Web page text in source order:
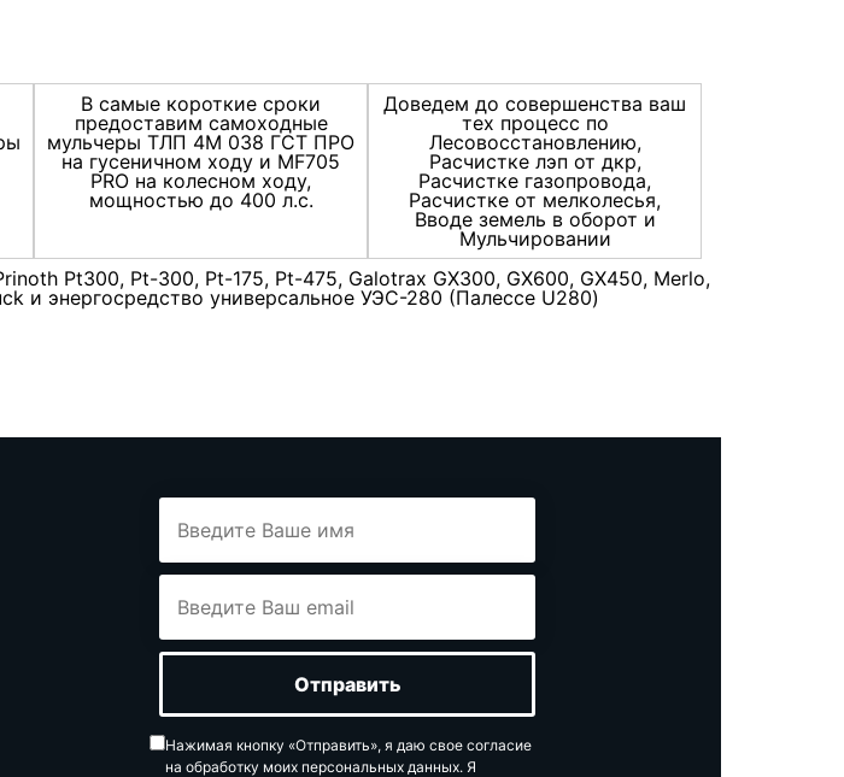
В самые короткие сроки
предоставим самоходные
мульчеры ТЛП 4М 038 ГСТ ПРО
на гусеничном ходу и MF705
PRO на колесном ходу,
мощностью до 400 л.с.
Доведем до совершенства ваш
тех процесс по
Лесовосстановлению,
Расчистке лэп от дкр,
Расчистке газопровода,
Расчистке от мелколесья,
Вводе земель в оборот и
Мульчировании
Pt300, Pt-300, Pt-175, Pt-475, Galotrax GX300, GX600, GX450, Merlo,
и энергосредство универсальное УЭС-280 (Палессе U280)
Нажимая кнопку «Отправить», я даю свое согласие
на обработку моих персональных данных. Я